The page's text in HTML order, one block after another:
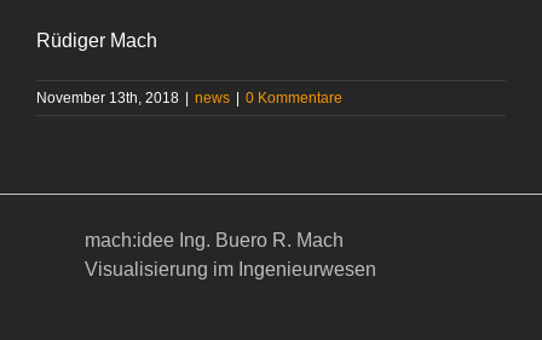
Rüdiger Mach
November 13th, 2018 news 0 Kommentare
mach:idee Ing. Buero R. Mach
Visualisierung im Ingenieurwesen